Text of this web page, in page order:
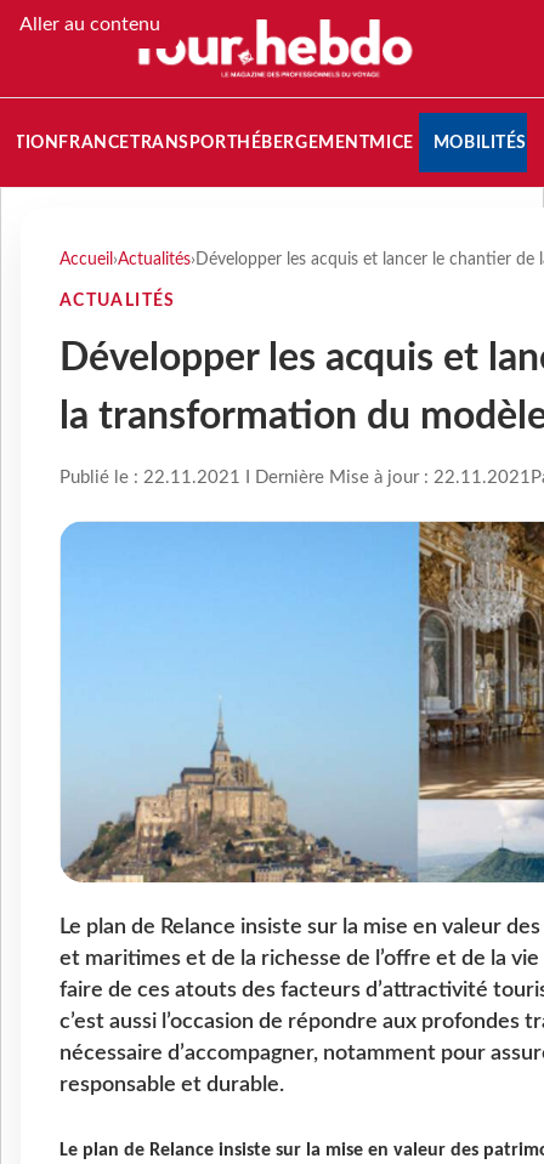
Aller au contenu
FRANCETRANSPORT HÉBERGEMENTMICE MOBILITÉS
Accueil ›Actualités› Développer les acquis et lancer le chantier
ACTUALITÉS
Développer les acquis et
la transformation du
Publié le : 22.11.2021 I Dernière Mise à jour : 22.11.2021
Le plan de Relance insiste sur la mise en valeur
et maritimes et de la richesse de l’offre et de la
faire de ces atouts des facteurs d’attractivité
c’est aussi l’occasion de répondre aux profondes
nécessaire d’accompagner, notamment pour
responsable et durable.
Le plan de Relance insiste sur la mise en valeur des